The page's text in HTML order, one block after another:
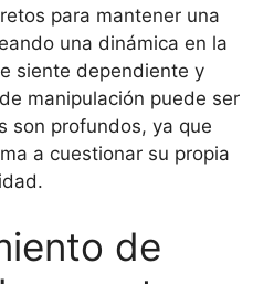
para mantener una
una dinámica en la
siente dependiente y
manipulación puede ser
son profundos, ya que
a cuestionar su propia
de